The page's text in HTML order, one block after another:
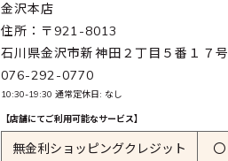
金沢本店
住所：〒921-8013
石川県金沢市新神田２丁目５番１７号
076-292-0770
10:30-19:30 通常定休日: なし
【店舗にてご利用可能なサービス】
無金利ショッピングクレジット 〇